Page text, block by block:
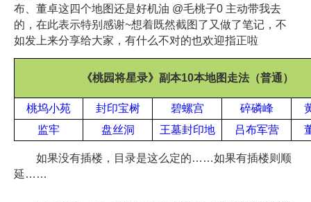
布、董卓这四个地图还是好机油 @毛桃子0 主动带我去
的，在此表示特别感谢~想着既然截图了又做了笔记，不
如发上来分享给大家，有什么不对的也欢迎指正啦
《桃园将星录》副本10本地图走法（普通）
桃坞小苑 封印宝树 碧螺宫 碎磷峰
监牢
盘丝洞 王墓封印地 吕布军营
如果没有插楼，目录是这么定的……如果有插楼则顺
延……